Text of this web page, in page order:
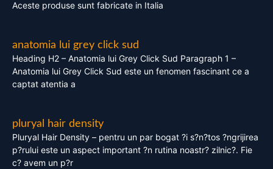
Aceste produse sunt fabricate in Italia
anatomia lui grey click sud
Heading H2 – Anatomia lui Grey Click Sud Paragraph 1 –
Anatomia lui Grey Click Sud este un fenomen fascinant ce a
captat atentia a
pluryal hair density
Pluryal Hair Density – pentru un par bogat ?i s?n?tos ?ngrijirea
p?rului este un aspect important ?n rutina noastr? zilnic?. Fie
c? avem un p?r